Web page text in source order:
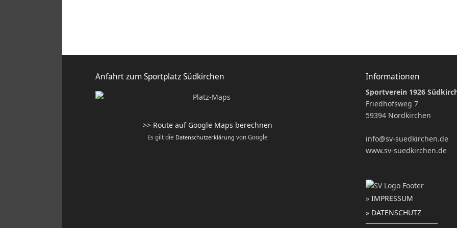
Anfahrt zum Sportplatz Südkirchen
>> Route auf Google Maps berechnen
Es gilt die Datenschutzerklärung von Google
Informationen
Sportverein 1926
Friedhofsweg 7
59394 Nordkirchen
info@sv-suedkirchen.de
www.sv-suedkirchen.de
»IMPRESSUM
» DATENSCHUTZ